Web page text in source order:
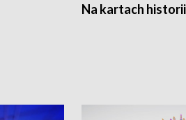
Na kartach historii